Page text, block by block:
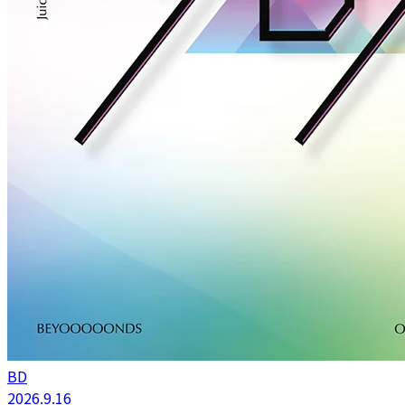
BD
2026.9.16